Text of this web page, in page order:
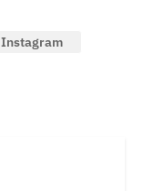
Instagram